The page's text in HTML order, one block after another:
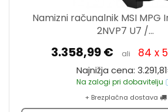
Namizni računalnik MSI MPG
2NVP7 U7 /...
3.358,99 € ali 84 x
Najnižja cena:
Na zalogi pri dobavitelju
+ Brezplačna dostava